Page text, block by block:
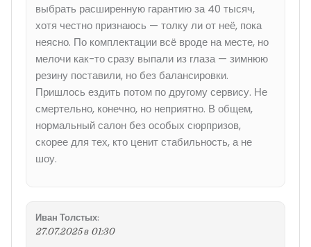
выбрать расширенную гарантию за 40 тысяч,
хотя честно признаюсь — толку ли от неё, пока
неясно. По комплектации всё вроде на месте, но
мелочи как-то сразу выпали из глаза — зимнюю
резину поставили, но без балансировки.
Пришлось ездить потом по другому сервису. Не
смертельно, конечно, но неприятно. В общем,
нормальный салон без особых сюрпризов,
скорее для тех, кто ценит стабильность, а не
шоу.
Иван Толстых:
27.07.2025 в 01:30